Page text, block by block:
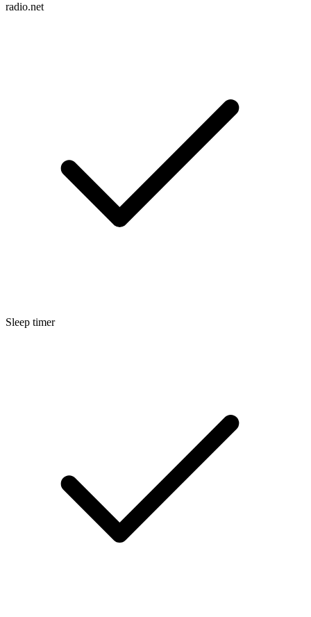
radio.net
Sleep timer